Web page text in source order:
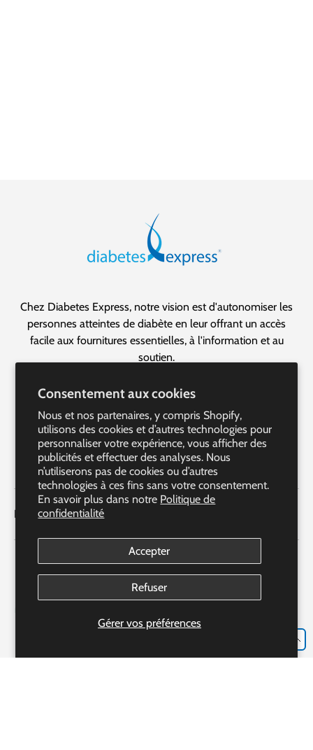
Consentement aux cookies
Nous et nos partenaires, y compris Shopify,
utilisons des cookies et d’autres technologies pour
personnaliser votre expérience, vous afficher des
publicités et effectuer des analyses. Nous
n’utiliserons pas de cookies ou d’autres
technologies à ces fins sans votre consentement.
En savoir plus dans notre Politique de
confidentialité
Gérer vos préférences
Accepter
Refuser
Chez Diabetes Express, notre vision est d'autonomiser les
personnes atteintes de diabète en leur offrant un accès
facile aux fournitures essentielles, à l'information et au
soutien.
Nous sommes la destination canadienne par excellence
pour une expérience de gestion du diabète transparente et
personnalisée.
FacebookYouTubeInstagramLinkedIn
Liens rapides